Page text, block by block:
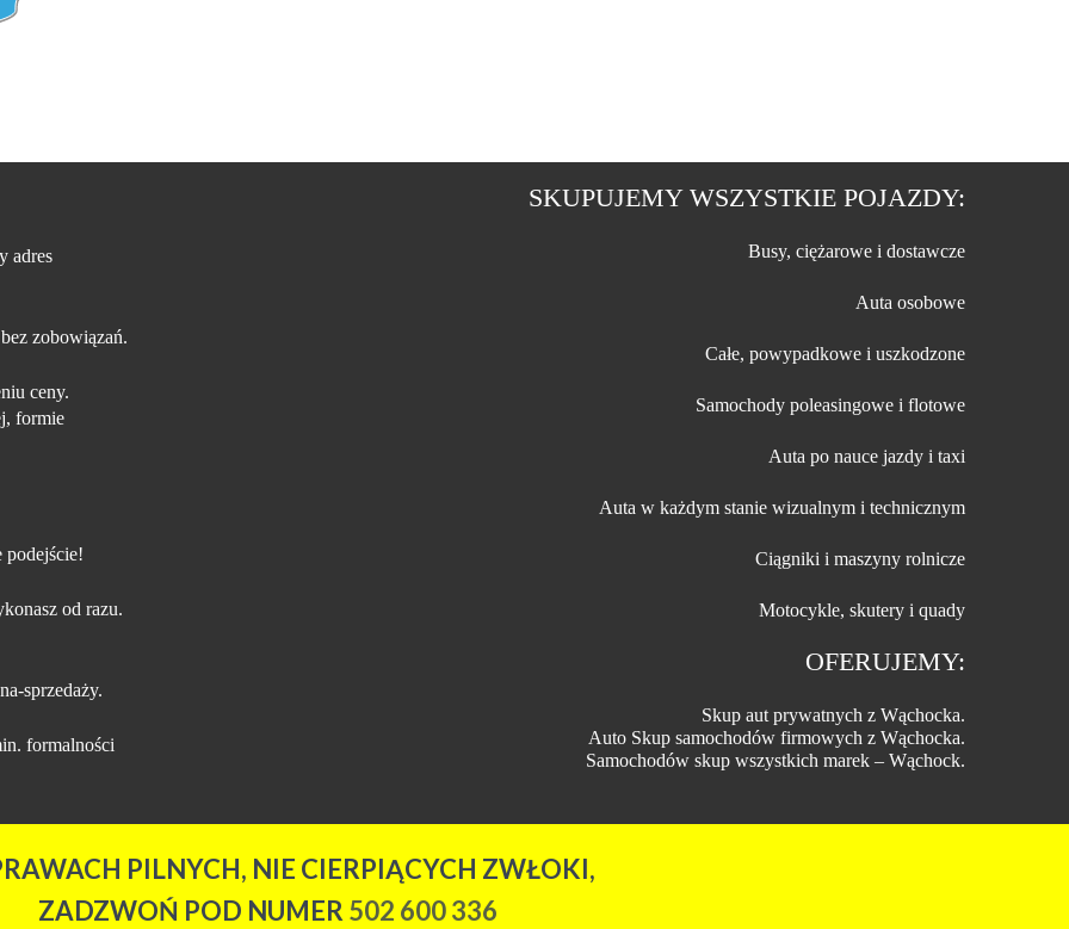
adres
zobowiązań.
ceny.
formie
podejście!
od razu.
sprzedaży.
formalności
SKUPUJEMY WSZYSTKIE POJAZDY:
Busy, ciężarowe i dostawcze
Auta osobowe
Całe, powypadkowe i uszkodzone
Samochody poleasingowe i flotowe
Auta po nauce jazdy i taxi
Auta w każdym stanie wizualnym i technicznym
Ciągniki i maszyny rolnicze
Motocykle, skutery i quady
OFERUJEMY:
Skup aut prywatnych z Wąchocka.
Auto Skup samochodów firmowych z Wąchocka.
Samochodów skup wszystkich marek – Wąchock.
PILNYCH, NIE CIERPIĄCYCH ZWŁOKI,
ZADZWOŃ POD NUMER 502 600 336